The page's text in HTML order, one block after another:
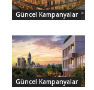
Güncel Kampanyalar
Güncel Kampanyalar